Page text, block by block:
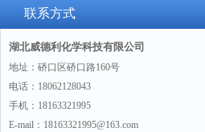
联系方式
湖北威德利化学科技有限公司
地址：硚口区硚口路160号
电话：18062128043
手机：18163321995
E-mail：18163321995@163.com